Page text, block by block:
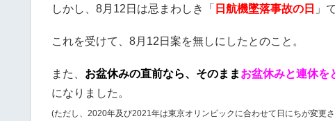
しかし、8月12日は忌まわしき「 日航機墜落事故の日 」
これを受けて、8月12日案を無しにしたとのこと。
また、 お盆休みの直前なら、 そのまま お盆休みと連休を
になりました。
(ただし、2020年及び2021年は東京オリンピックに合わせて日にちが変更